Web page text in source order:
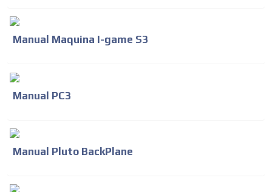
Manual Maquina I-game S3
Manual PC3
Manual Pluto BackPlane